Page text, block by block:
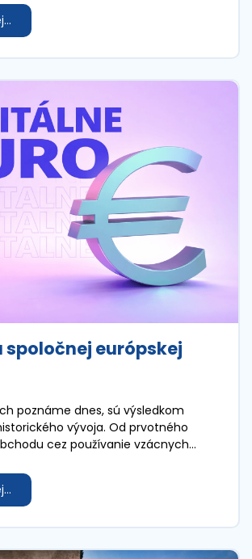
obchodnej politike, ktorá
globálne ekonomické vzťahy.
spoločnej európskej
poznáme dnes, sú výsledkom
vývoja. Od prvotného
cez používanie vzácnych
a hodnoty svojej doby.